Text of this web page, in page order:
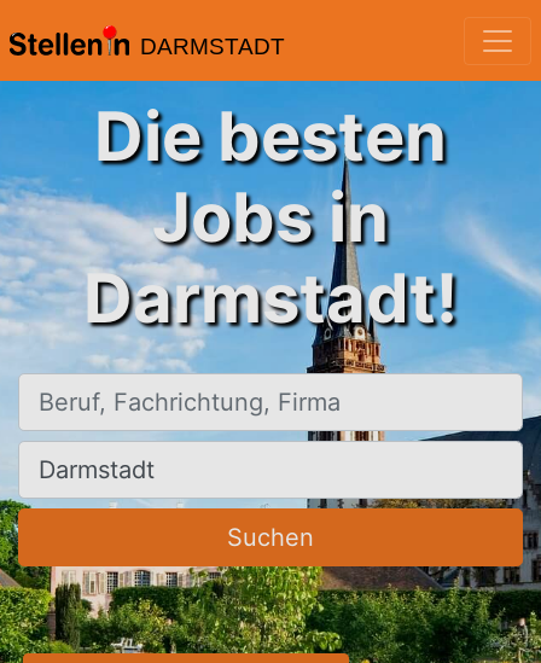
DARMSTADT
Die besten
Jobs in
Darmstadt!
Beruf, Fachrichtung, Firma
Ort, Stadt
Suchen